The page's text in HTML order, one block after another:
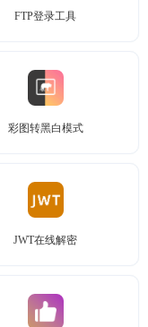
FTP登录工具
彩图转黑白模式
JWT在线解密